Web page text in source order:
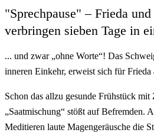
"Sprechpause" – Frieda
verbringen sieben Tage in
... und zwar „ohne Worte“! Das
inneren Einkehr, erweist sich für Frieda
Schon das allzu gesunde Frühstück mit
„Saatmischung“ stößt auf Befremden.
Meditieren laute Magengeräusche die